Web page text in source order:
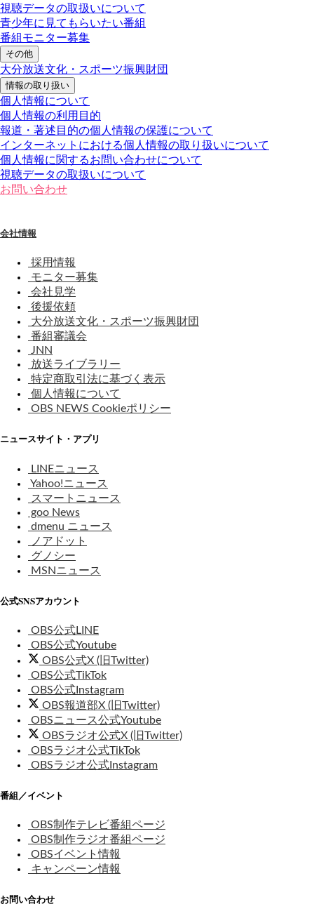
視聴データの取扱いについて
青少年に見てもらいたい番組
番組モニター募集
その他
大分放送文化・スポーツ振興財団
情報の取り扱い
個人情報について
個人情報の利用目的
報道・著述目的の個人情報の保護について
インターネットにおける個人情報の取り扱いについて
個人情報に関するお問い合わせについて
視聴データの取扱いについて
お問い合わせ
会社情報
採用情報
モニター募集
会社見学
後援依頼
大分放送文化・スポーツ振興財団
番組審議会
JNN
放送ライブラリー
特定商取引法に基づく表示
個人情報について
OBS NEWS Cookieポリシー
ニュースサイト・アプリ
LINEニュース
Yahoo!ニュース
スマートニュース
goo News
dmenu ニュース
ノアドット
グノシー
MSNニュース
公式SNSアカウント
OBS公式LINE
OBS公式Youtube
OBS公式X (旧Twitter)
OBS公式TikTok
OBS公式Instagram
OBS報道部X (旧Twitter)
OBSニュース公式Youtube
OBSラジオ公式X (旧Twitter)
OBSラジオ公式TikTok
OBSラジオ公式Instagram
番組／イベント
OBS制作テレビ番組ページ
OBS制作ラジオ番組ページ
OBSイベント情報
キャンペーン情報
お問い合わせ